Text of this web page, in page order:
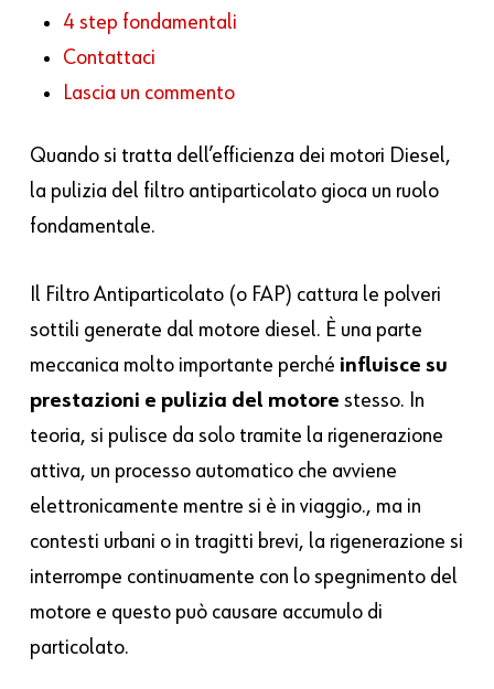
4 step fondamentali
Contattaci
Lascia un commento
Quando si tratta dell’efficienza dei motori Diesel,
la pulizia del filtro antiparticolato gioca un ruolo
fondamentale.
Il Filtro Antiparticolato (o FAP) cattura le polveri
sottili generate dal motore diesel. È una parte
meccanica molto importante perché influisce su
prestazioni e pulizia del motore stesso. In
teoria, si pulisce da solo tramite la rigenerazione
attiva, un processo automatico che avviene
elettronicamente mentre si è in viaggio., ma in
contesti urbani o in tragitti brevi, la rigenerazione si
interrompe continuamente con lo spegnimento del
motore e questo può causare accumulo di
particolato.